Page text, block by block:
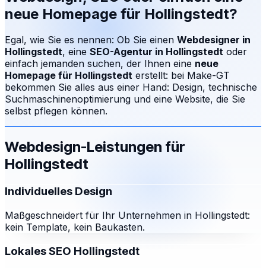
neue Homepage für Hollingstedt?
Egal, wie Sie es nennen: Ob Sie einen Webdesigner in
Hollingstedt, eine SEO-Agentur in Hollingstedt oder
einfach jemanden suchen, der Ihnen eine neue
Homepage für Hollingstedt erstellt: bei Make-GT
bekommen Sie alles aus einer Hand: Design, technische
Suchmaschinenoptimierung und eine Website, die Sie
selbst pflegen können.
Webdesign-Leistungen für
Hollingstedt
Individuelles Design
Maßgeschneidert für Ihr Unternehmen in Hollingstedt:
kein Template, kein Baukasten.
Lokales SEO Hollingstedt